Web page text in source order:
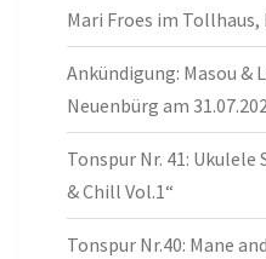
Mari Froes im Tollhaus,
Ankündigung: Masou &
Neuenbürg am
Tonspur Nr. 41:
& Chill Vol.1“
Tonspur Nr.40: Mane